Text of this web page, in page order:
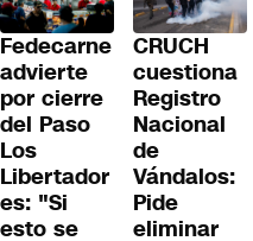
Fedecarne
advierte
por cierre
del Paso
Los
Libertador
es: "Si
esto se
CRUCH
cuestiona
Registro
Nacional
de
Vándalos:
Pide
eliminar